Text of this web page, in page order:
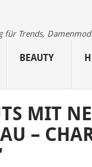
für Trends,
BEAUTY
MIT
–